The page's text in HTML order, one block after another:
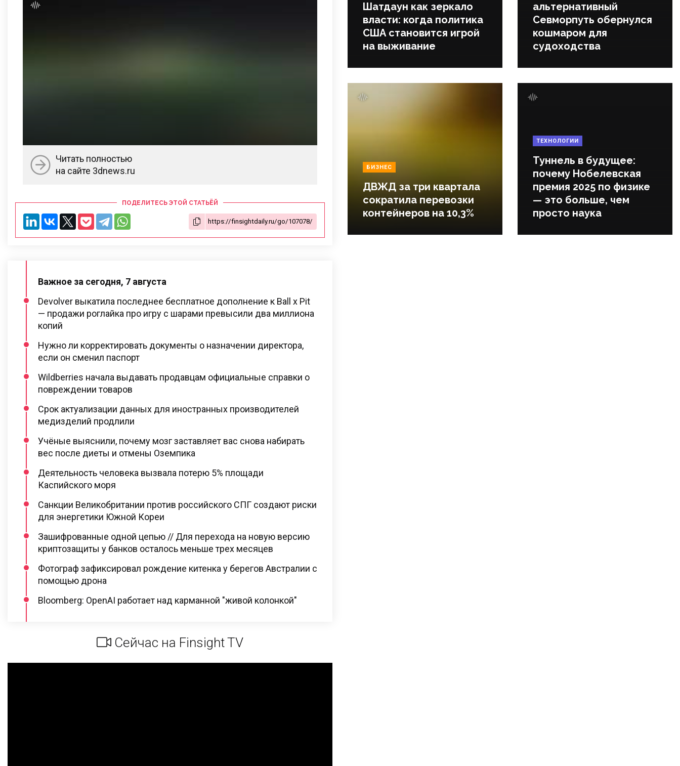
Читать полностью
на сайте 3dnews.ru
ПОДЕЛИТЕСЬ ЭТОЙ СТАТЬЁЙ
Важное за сегодня, 7 августа
Devolver выкатила последнее бесплатное дополнение к Ball x Pit
— продажи роглайка про игру с шарами превысили два миллиона
копий
Нужно ли корректировать документы о назначении директора,
если он сменил паспорт
Wildberries начала выдавать продавцам официальные справки о
повреждении товаров
Срок актуализации данных для иностранных производителей
медизделий продлили
Учёные выяснили, почему мозг заставляет вас снова набирать
вес после диеты и отмены Оземпика
Деятельность человека вызвала потерю 5% площади
Каспийского моря
Санкции Великобритании против российского СПГ создают риски
для энергетики Южной Кореи
Зашифрованные одной цепью // Для перехода на новую версию
криптозащиты у банков осталось меньше трех месяцев
Фотограф зафиксировал рождение китенка у берегов Австралии с
помощью дрона
Bloomberg: OpenAI работает над карманной "живой колонкой"
Сейчас на Finsight TV
Шатдаун как зеркало
власти: когда политика
США становится игрой
на выживание
альтернативный
Севморпуть обернулся
кошмаром для
судоходства
БИЗНЕС
ДВЖД за три квартала
сократила перевозки
контейнеров на 10,3%
ТЕХНОЛОГИИ
Туннель в будущее:
почему Нобелевская
премия 2025 по физике
— это больше, чем
просто наука